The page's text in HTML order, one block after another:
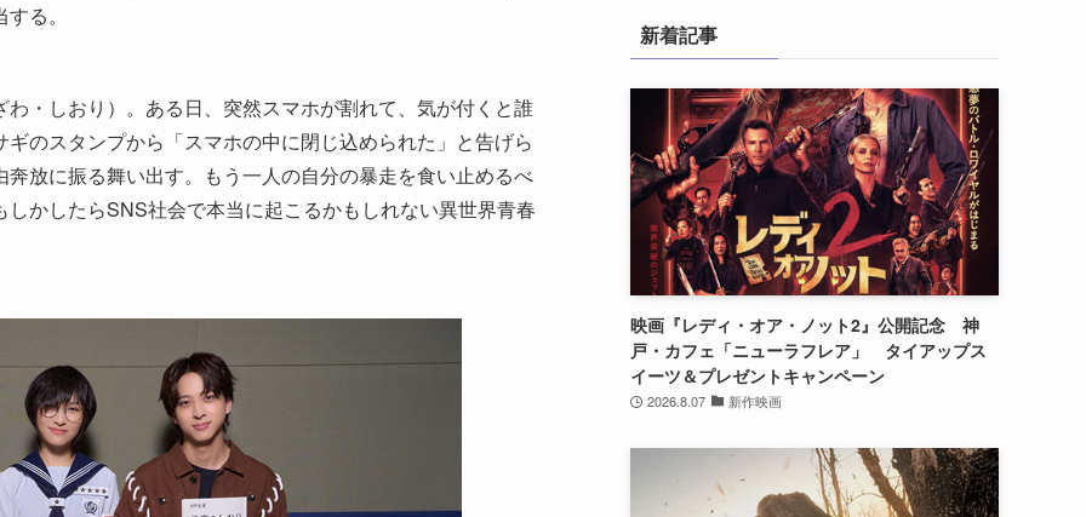
る。
・しおり）。ある日、突然スマホが割れて、気が付くと誰
のスタンプから「スマホの中に閉じ込められた」と告げら
放に振る舞い出す。もう一人の自分の暴走を食い止めるべ
かしたらSNS社会で本当に起こるかもしれない異世界青春
新着記事
映画『レディ・オア・ノット2』公開記念 神
戸・カフェ「ニューラフレア」 タイアップス
イーツ＆プレゼントキャンペーン
2026.8.07 新作映画